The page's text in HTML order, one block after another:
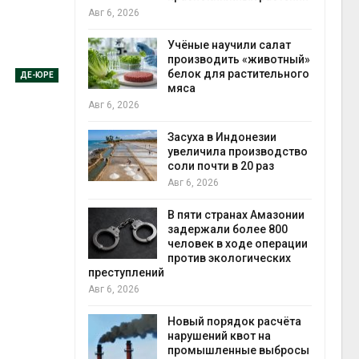
ДЕ-ЮРЕ
более 140
для сбора
воду
в
Авг 6, 2026
Учёные научили салат
производить «животный»
белок для растительного
мяса
Авг 6, 2026
Засуха в Индонезии
увеличила производство
соли почти в 20 раз
Авг 6, 2026
В пяти странах Амазонии
задержали более 800
человек в ходе операции
против экологических
преступлений
Авг 6, 2026
Новый порядок расчёта
нарушений квот на
промышленные выбросы